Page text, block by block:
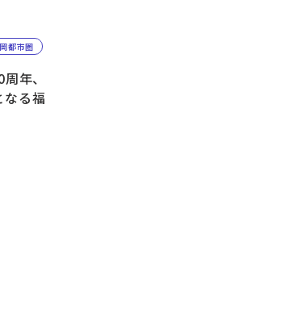
都市圏
年、
る福